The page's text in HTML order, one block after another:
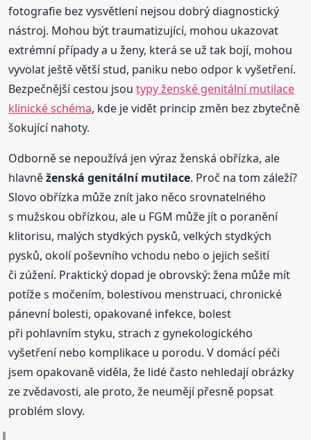
fotografie bez vysvětlení nejsou dobrý diagnostický
nástroj. Mohou být traumatizující, mohou ukazovat
extrémní případy a u ženy, která se už tak bojí, mohou
vyvolat ještě větší stud, paniku nebo odpor k vyšetření.
Bezpečnější cestou jsoutypy ženské genitální mutilace
klinické schéma, kde je vidět princip změn bez zbytečně
šokující nahoty.
Odborně se nepoužívá jen výraz ženská obřízka, ale
hlavněženská genitální mutilace. Proč na tom záleží?
Slovo obřízka může znít jako něco srovnatelného
s mužskou obřízkou, ale u FGM může jít o poranění
klitorisu, malých stydkých pysků, velkých stydkých
pysků, okolí poševního vchodu nebo o jejich sešití
či zúžení. Praktický dopad je obrovský: žena může mít
potíže s močením, bolestivou menstruaci, chronické
pánevní bolesti, opakované infekce, bolest
při pohlavním styku, strach z gynekologického
vyšetření nebo komplikace u porodu. V domácí péči
jsem opakovaně viděla, že lidé často nehledají obrázky
ze zvědavosti, ale proto, že neumějí přesně popsat
problém slovy.